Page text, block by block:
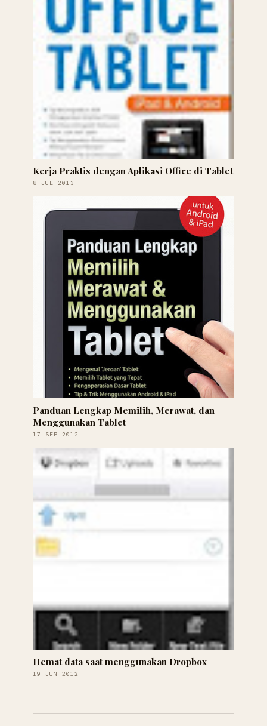
Kerja Praktis dengan Aplikasi Office di Tablet
8 JUL 2013
Panduan Lengkap Memilih, Merawat, dan
Menggunakan Tablet
17 SEP 2012
Hemat data saat menggunakan Dropbox
19 JUN 2012